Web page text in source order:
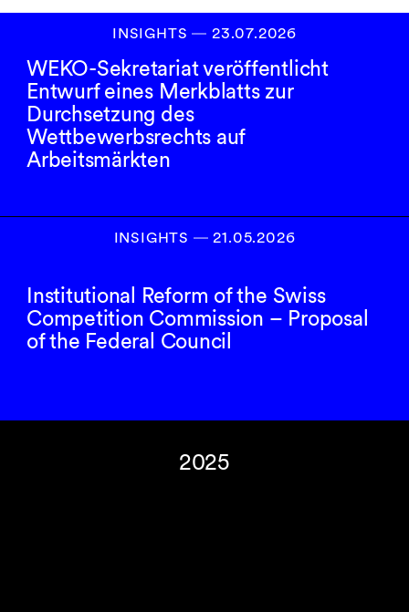
INSIGHTS― 23.07.2026
WEKO-Sekretariat veröffentlicht
Entwurf eines Merkblatts zur
Durchsetzung des
Wettbewerbsrechts auf
Arbeitsmärkten
INSIGHTS ― 21.05.2026
Institutional Reform of the Swiss
Competition Commission – Proposal
of the Federal Council
2025